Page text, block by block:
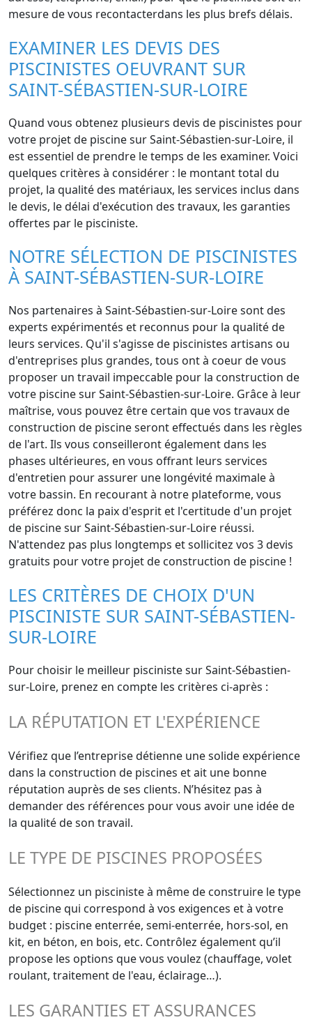
mesure de vous recontacterdans les plus brefs délais.
EXAMINER LES DEVIS DES
PISCINISTES OEUVRANT SUR
SAINT-SÉBASTIEN-SUR-LOIRE
Quand vous obtenez plusieurs devis de piscinistes pour
votre projet de piscine sur Saint-Sébastien-sur-Loire, il
est essentiel de prendre le temps de les examiner. Voici
quelques critères à considérer : le montant total du
projet, la qualité des matériaux, les services inclus dans
le devis, le délai d'exécution des travaux, les garanties
offertes par le pisciniste.
NOTRE SÉLECTION DE PISCINISTES
À SAINT-SÉBASTIEN-SUR-LOIRE
Nos partenaires à Saint-Sébastien-sur-Loire sont des
experts expérimentés et reconnus pour la qualité de
leurs services. Qu'il s'agisse de piscinistes artisans ou
d'entreprises plus grandes, tous ont à coeur de vous
proposer un travail impeccable pour la construction de
votre piscine sur Saint-Sébastien-sur-Loire. Grâce à leur
maîtrise, vous pouvez être certain que vos travaux de
construction de piscine seront effectués dans les règles
de l'art. Ils vous conseilleront également dans les
phases ultérieures, en vous offrant leurs services
d'entretien pour assurer une longévité maximale à
votre bassin. En recourant à notre plateforme, vous
préférez donc la paix d'esprit et l'certitude d'un projet
de piscine sur Saint-Sébastien-sur-Loire réussi.
N'attendez pas plus longtemps et sollicitez vos 3 devis
gratuits pour votre projet de construction de piscine !
LES CRITÈRES DE CHOIX D'UN
PISCINISTE SUR SAINT-SÉBASTIEN-
SUR-LOIRE
Pour choisir le meilleur pisciniste sur Saint-Sébastien-
sur-Loire, prenez en compte les critères ci-après :
LA RÉPUTATION ET L'EXPÉRIENCE
Vérifiez que l’entreprise détienne une solide expérience
dans la construction de piscines et ait une bonne
réputation auprès de ses clients. N’hésitez pas à
demander des références pour vous avoir une idée de
la qualité de son travail.
LE TYPE DE PISCINES PROPOSÉES
Sélectionnez un pisciniste à même de construire le type
de piscine qui correspond à vos exigences et à votre
budget : piscine enterrée, semi-enterrée, hors-sol, en
kit, en béton, en bois, etc. Contrôlez également qu’il
propose les options que vous voulez (chauffage, volet
roulant, traitement de l'eau, éclairage…).
LES GARANTIES ET ASSURANCES